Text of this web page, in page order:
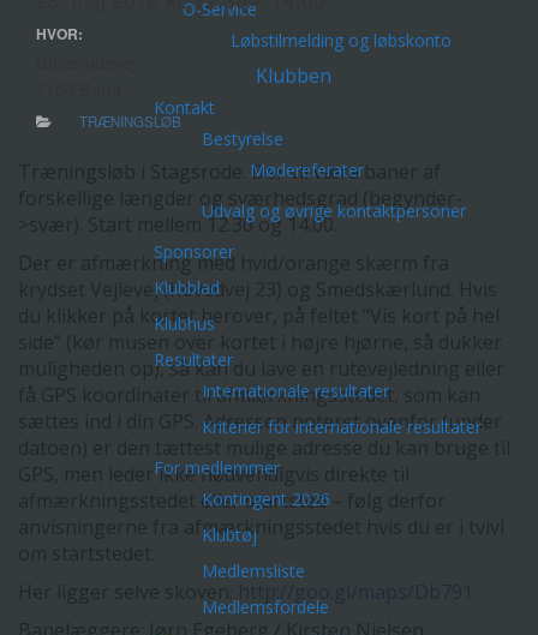
O-Service
Løbstilmelding og løbskonto
Klubben
Kontakt
Bestyrelse
Mødereferater
Udvalg og øvrige kontaktpersoner
Sponsorer
Klubblad
Klubhus
Resultater
Internationale resultater
Kriterier for internationale resultater
For medlemmer
Kontingent 2026
Klubtøj
Medlemsliste
Medlemsfordele
HVOR:
TRÆNINGSLØB
Træningsløb i Stagsrode. Der vil være baner af
forskellige længder og sværhedsgrad (begynder-
>svær). Start mellem 12.30 og 14.00.
Der er afmærkning med hvid/orange skærm fra
krydset Vejlevej (hovedvej 23) og Smedskærlund. Hvis
du klikker på kortet herover, på feltet “Vis kort på hel
muligheden op), så kan du lave en rutevejledning eller
få GPS koordinater til afmærkningsstedet, som kan
sættes ind i din GPS. Adressen noteret ovenfor (under
GPS, men leder ikke nødvendigvis direkte til
afmærkningsstedet eller startsted – følg derfor
anvisningerne fra afmærkningsstedet hvis du er i tvivl